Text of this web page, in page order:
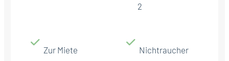
2
Zur Miete Nichtraucher